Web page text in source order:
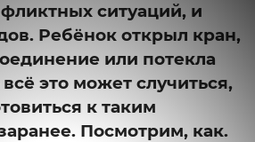
ситуаций, и
Ребёнок открыл кран,
или потекла
это может случиться,
к таким
Посмотрим, как.